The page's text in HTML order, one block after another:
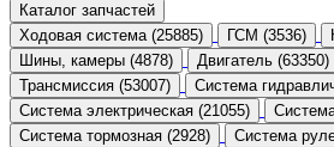
Каталог запчастей
Ходовая система (25885)
ГСМ (3536)
Шины, камеры (4878)
Двигатель (63350)
Трансмиссия (53007)
Система
Система электрическая (21055)
Система тормозная (2928)
Система